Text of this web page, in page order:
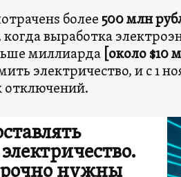
более 500 млн
выработка
миллиарда [около $10
электричество, и с 1
отключений.